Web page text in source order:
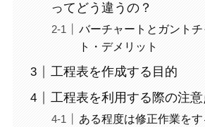
ってどう違うの？
バーチャートとガント
ト・デメリット
工程表を作成する目的
工程表を利用する際の注
ある程度は修正作業を